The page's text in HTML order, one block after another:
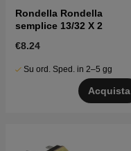
Rondella Rondella
semplice 13/32 X 2
€8.24
Su ord. Sped. in 2–5 gg
Acquista